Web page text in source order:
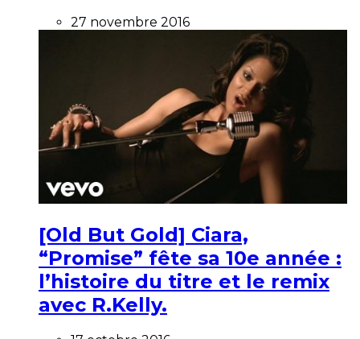
27 novembre 2016
[Old But Gold] Ciara,
“Promise” fête sa 10e année :
l’histoire du titre et le remix
avec R.Kelly.